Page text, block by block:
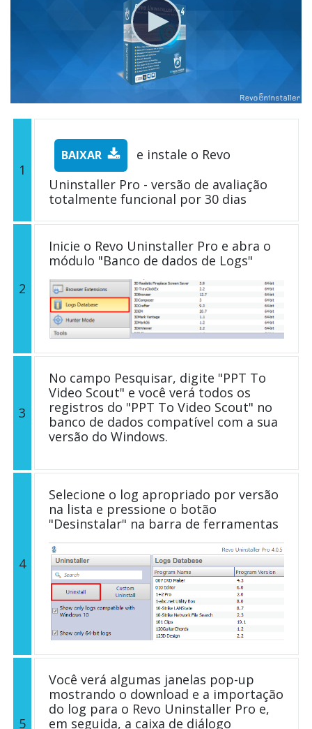
1
BAIXAR
e instale o Revo
Uninstaller Pro - versão de avaliação
totalmente funcional por 30 dias
2
Inicie o Revo Uninstaller Pro e abra o
módulo "Banco de dados de Logs"
3
No campo Pesquisar, digite "PPT To
Video Scout" e você verá todos os
registros do "PPT To Video Scout" no
banco de dados compatível com a sua
versão do Windows.
4
Selecione o log apropriado por versão
na lista e pressione o botão
"Desinstalar" na barra de ferramentas
5
Você verá algumas janelas pop-up
mostrando o download e a importação
do log para o Revo Uninstaller Pro e,
em seguida, a caixa de diálogo